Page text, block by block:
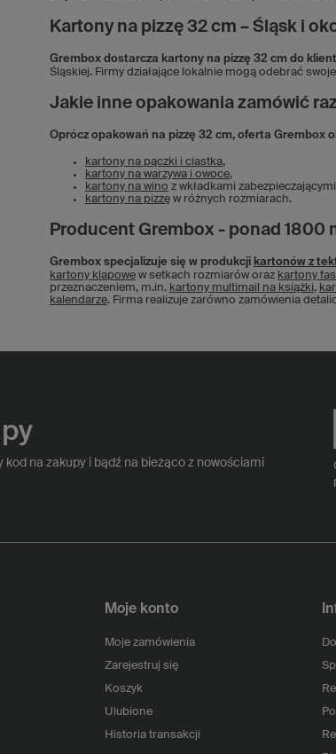
Kartony na pizzę 32 cm – Śląsk i
Grembox dostarcza kartony na pizzę 32 cm do
Śląskiej. Firmy działające lokalnie mogą odebrać
Jakie inne opakowania zamówić
Oprócz opakowań na pizzę 32 cm, oferta Grembox
kartony na pączki i ciastka,
kartony na warzywa i owoce,
kartony na wino z wkładkami
kartony na pizzę w różnych rozmiarach.
Producent Grembox - ponad 1800
Grembox specjalizuje się w produkcji kartonów z
kartony klapowe w setkach rozmiarów oraz kartony
przeznaczeniem, m.in. kartony multimail na książki,
kalendarze. Firma realizuje zarówno zamówienia
na zakupy i bądź na bieżąco z nowościami
Moje konto
Moje zamówienia
Zarejestruj się
Koszyk
Ulubione
Historia transakcji